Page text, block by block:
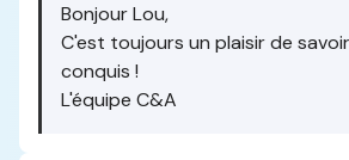
Bonjour Lou,
C'est toujours un plaisir de
conquis !
L'équipe C&A